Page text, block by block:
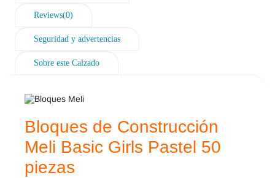
Reviews(0)
Seguridad y advertencias
Sobre este Calzado
Bloques de Construcción
Meli Basic Girls Pastel 50
piezas